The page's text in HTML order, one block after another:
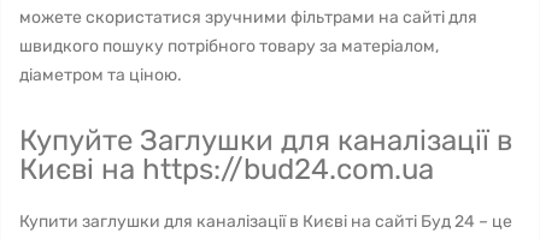
можете скористатися зручними фільтрами на сайті для
швидкого пошуку потрібного товару за матеріалом,
діаметром та ціною.
Купуйте Заглушки для каналізації в
Києві на https://bud24.com.ua
Купити заглушки для каналізації в Києві на сайті Буд 24 – це